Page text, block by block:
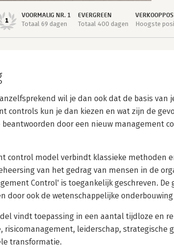
1
VOORMALIG NR. 1
Totaal 69 dagen
EVERGREEN
Totaal 400 dagen
Hoogste
wil je dan ook dat de basis van
controls kun je dan kiezen en wat zijn de
beantwoorden door een nieuw management
control model verbindt klassieke methoden
van het gedrag van mensen in de
Control' is toegankelijk geschreven. De
door ook de wetenschappelijke
vindt toepassing in een aantal tijdloze en
leiderschap, strategische
transformatie.